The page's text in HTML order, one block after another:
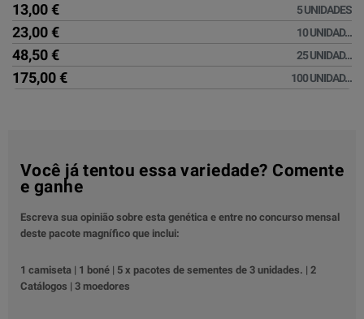
13,00 € 5 UNIDADES
23,00 € 10 UNIDAD...
48,50 € 25 UNIDAD...
175,00 € 100 UNIDAD...
Você já tentou essa variedade? Comente
e ganhe
Escreva sua opinião sobre esta genética e entre no concurso mensal
deste pacote magnífico que inclui:
1 camiseta | 1 boné | 5 x pacotes de sementes de 3 unidades. | 2
Catálogos | 3 moedores